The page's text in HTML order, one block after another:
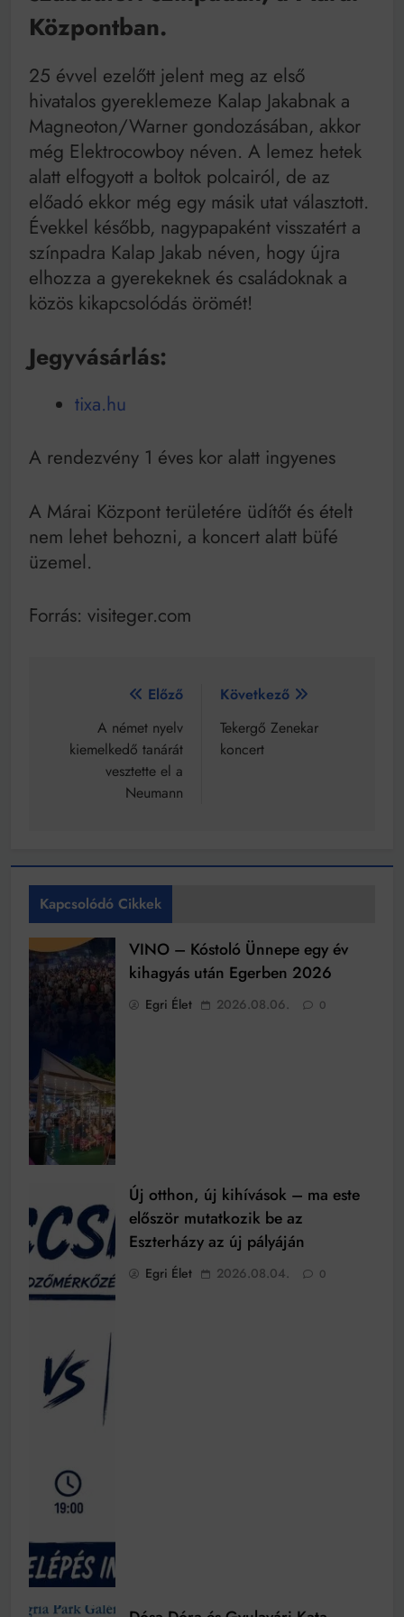
Mindenki a világot akarja uralni – de nem csak a 80-
as években
Bitumenes lapostetők: a bevált technológia akkor
Központban.
25 évvel ezelőtt jelent meg az első
hivatalos gyereklemeze Kalap Jakabnak a
Magneoton/Warner gondozásában, akkor
még Elektrocowboy néven. A lemez hetek
alatt elfogyott a boltok polcairól, de az
előadó ekkor még egy másik utat választott.
Évekkel később, nagypapaként visszatért a
színpadra Kalap Jakab néven, hogy újra
elhozza a gyerekeknek és családoknak a
közös kikapcsolódás örömét!
Jegyvásárlás:
tixa.hu
A rendezvény 1 éves kor alatt ingyenes
A Márai Központ területére üdítőt és ételt
nem lehet behozni, a koncert alatt büfé
üzemel.
Forrás: visiteger.com
Bejegyzés
navigáció
Előző
A német nyelv
kiemelkedő tanárát
vesztette el a
Neumann
Következő
Tekergő Zenekar
koncert
Kapcsolódó Cikkek
VINO – Kóstoló Ünnepe egy év
kihagyás után Egerben 2026
Egri Élet 2026.08.06. 0
Új otthon, új kihívások – ma este
először mutatkozik be az
Eszterházy az új pályáján
Egri Élet 2026.08.04. 0